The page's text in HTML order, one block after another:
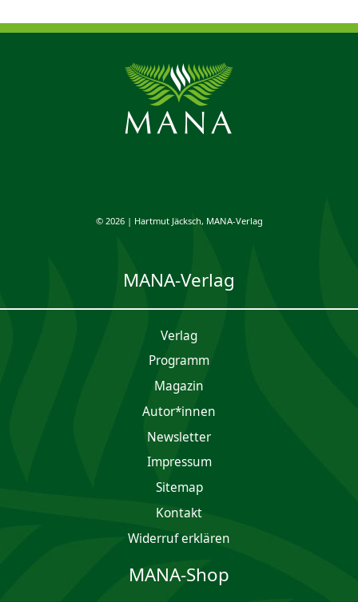
© 2026 | Hartmut Jäcksch, MANA-Verlag
MANA-Verlag
Verlag
Programm
Magazin
Autor*innen
Newsletter
Impres­sum
Sitemap
Kontakt
Widerruf erklären
MANA-Shop